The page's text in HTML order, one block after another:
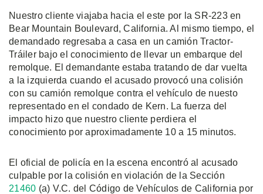
Nuestro cliente viajaba hacia el este por la SR-223 en
Bear Mountain Boulevard, California. Al mismo tiempo, el
demandado regresaba a casa en un camión Tractor-
Tráiler bajo el conocimiento de llevar un embarque del
remolque. El demandante estaba tratando de dar vuelta
a la izquierda cuando el acusado provocó una colisión
con su camión remolque contra el vehículo de nuesto
representado en el condado de Kern. La fuerza del
impacto hizo que nuestro cliente perdiera el
conocimiento por aproximadamente 10 a 15 minutos.
El oficial de policía en la escena encontró al acusado
culpable por la colisión en violación de la Sección
21460 (a) V.C. del Código de Vehículos de California por